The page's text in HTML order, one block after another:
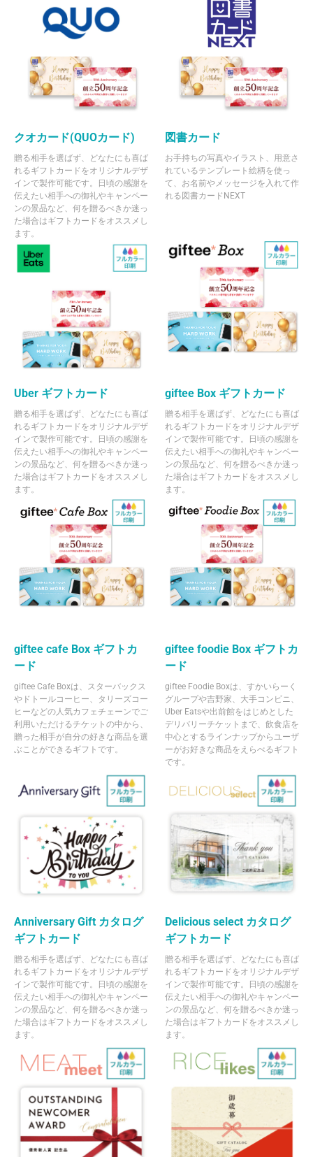
クオカード(QUOカード)
贈る相手を選ばず、どなたにも喜ば
れるギフトカードをオリジナルデザ
インで製作可能です。日頃の感謝を
伝えたい相手への御礼やキャンペー
ンの景品など、何を贈るべきか迷っ
た場合はギフトカードをオススメし
ます。
図書カード
お手持ちの写真やイラスト、用意さ
れているテンプレート絵柄を使っ
て、お名前やメッセージを入れて作
れる図書カードNEXT
Uber ギフトカード
贈る相手を選ばず、どなたにも喜ば
れるギフトカードをオリジナルデザ
インで製作可能です。日頃の感謝を
伝えたい相手への御礼やキャンペー
ンの景品など、何を贈るべきか迷っ
た場合はギフトカードをオススメし
ます。
giftee Box ギフトカード
贈る相手を選ばず、どなたにも喜ば
れるギフトカードをオリジナルデザ
インで製作可能です。日頃の感謝を
伝えたい相手への御礼やキャンペー
ンの景品など、何を贈るべきか迷っ
た場合はギフトカードをオススメし
ます。
giftee cafe Box ギフトカ
ード
giftee Cafe Boxは、スターバックス
やドトールコーヒー、タリーズコー
ヒーなどの人気カフェチェーンでご
利用いただけるチケットの中から、
贈った相手が自分の好きな商品を選
ぶことができるギフトです。
giftee foodie Box ギフトカ
ード
giftee Foodie Boxは、すかいらーく
グループや吉野家、大手コンビニ、
Uber Eatsや出前館をはじめとした
デリバリーチケットまで、飲食店を
中心とするラインナップからユーザ
ーがお好きな商品をえらべるギフト
です。
Anniversary Gift カタログ
ギフトカード
贈る相手を選ばず、どなたにも喜ば
れるギフトカードをオリジナルデザ
インで製作可能です。日頃の感謝を
伝えたい相手への御礼やキャンペー
ンの景品など、何を贈るべきか迷っ
た場合はギフトカードをオススメし
ます。
Delicious select カタログ
ギフトカード
贈る相手を選ばず、どなたにも喜ば
れるギフトカードをオリジナルデザ
インで製作可能です。日頃の感謝を
伝えたい相手への御礼やキャンペー
ンの景品など、何を贈るべきか迷っ
た場合はギフトカードをオススメし
ます。